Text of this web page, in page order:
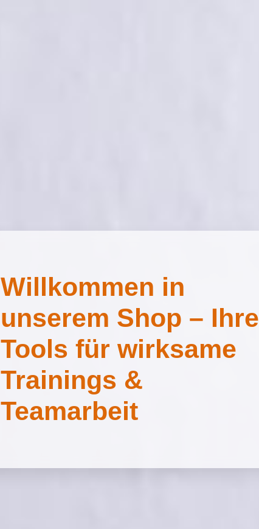
Willkommen in
unserem Shop – Ihre
Tools für wirksame
Trainings &
Teamarbeit